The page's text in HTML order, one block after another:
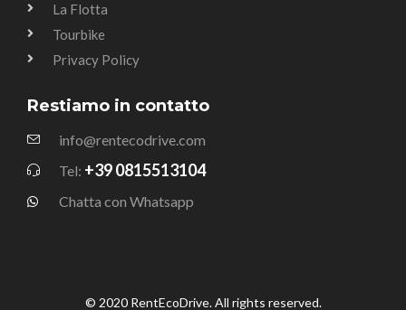
La Flotta
Tourbike
Privacy Policy
Restiamo in contatto
info@rentecodrive.com
Tel: +39 0815513104
Chatta con Whatsapp
© 2020 RentEcoDrive. All rights reserved.